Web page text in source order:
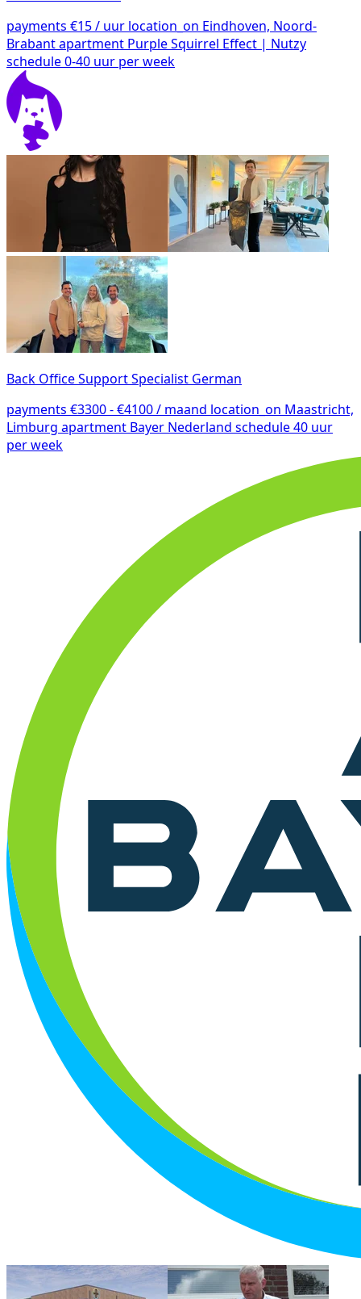
payments €15 / uur location_on Eindhoven, Noord-
Brabantapartment Purple Squirrel Effect | Nutzy
schedule0-40 uur per week
Back Office Support Specialist German
payments €3300 - €4100 / maand location_on Maastricht,
Limburg apartment Bayer Nederland schedule40 uur
per week